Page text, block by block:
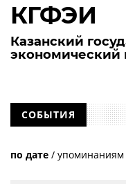
КГФЭИ
Казанский
экономический
СОБЫТИЯ
по дате / упоминаниям